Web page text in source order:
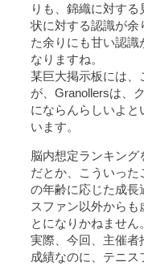
りも、錦織に対す
状に対する認識が余
た余りにも甘い認識
なりますね。
某巨大掲示板には、
が、Granollersは、
にならんらしいよと
います。
脳内想定ランキン
だとか、こういっ
の年齢に応じた成長
スファン以外からも
とになりかねません
実際、今回、主催者
成績なのに、テニ